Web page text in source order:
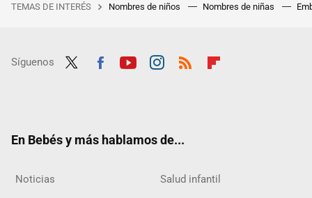
TEMAS DE INTERÉS Nombres de niños Nombres de niñas
Síguenos
En Bebés y más hablamos de...
Noticias Salud infantil